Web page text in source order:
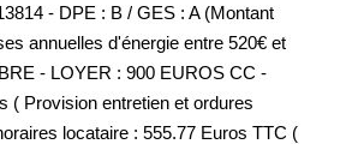
- DPE : B / GES : A (Montant
annuelles d'énergie entre 520€ et
- LOYER : 900 EUROS CC -
( Provision entretien et ordures
locataire : 555.77 Euros TTC (